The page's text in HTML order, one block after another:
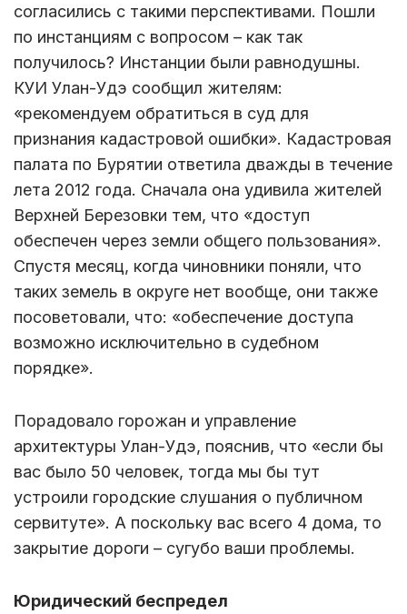
согласились с такими перспективами. Пошли
по инстанциям с вопросом – как так
получилось? Инстанции были равнодушны.
КУИ Улан-Удэ сообщил жителям:
«рекомендуем обратиться в суд для
признания кадастровой ошибки». Кадастровая
палата по Бурятии ответила дважды в течение
лета 2012 года. Сначала она удивила жителей
Верхней Березовки тем, что «доступ
обеспечен через земли общего пользования».
Спустя месяц, когда чиновники поняли, что
таких земель в округе нет вообще, они также
посоветовали, что: «обеспечение доступа
возможно исключительно в судебном
порядке».
Порадовало горожан и управление
архитектуры Улан-Удэ, пояснив, что «если бы
вас было 50 человек, тогда мы бы тут
устроили городские слушания о публичном
сервитуте». А поскольку вас всего 4 дома, то
закрытие дороги – сугубо ваши проблемы.
Юридический беспредел